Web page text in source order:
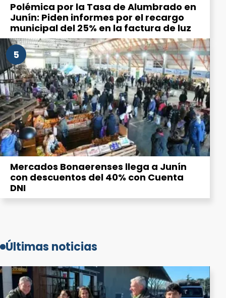
Polémica por la Tasa de Alumbrado en
Junín: Piden informes por el recargo
municipal del 25% en la factura de luz
5
Mercados Bonaerenses llega a Junín
con descuentos del 40% con Cuenta
DNI
Últimas noticias